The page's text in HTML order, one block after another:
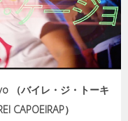
（バイレ・ジ・トーキ
CAPOEIRAP）